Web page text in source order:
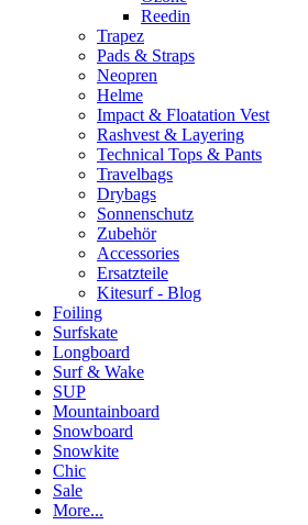
Reedin
Trapez
Pads & Straps
Neopren
Helme
Impact & Floatation Vest
Rashvest & Layering
Technical Tops & Pants
Travelbags
Drybags
Sonnenschutz
Zubehör
Accessories
Ersatzteile
Kitesurf - Blog
Foiling
Surfskate
Longboard
Surf & Wake
SUP
Mountainboard
Snowboard
Snowkite
Chic
Sale
More...